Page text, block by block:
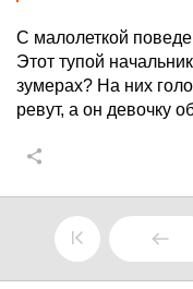
С малолеткой
Этот тупой
зумерах? На них
ревут, а он девочку